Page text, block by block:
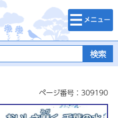
検索・メニュ
ー
ページ番号：309190